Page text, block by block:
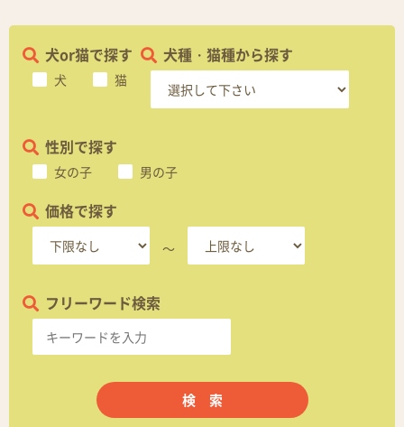
犬or猫で探す
犬 猫
犬種・猫種から探す
性別で探す
女の子 男の子
価格で探す
～
フリーワード検索